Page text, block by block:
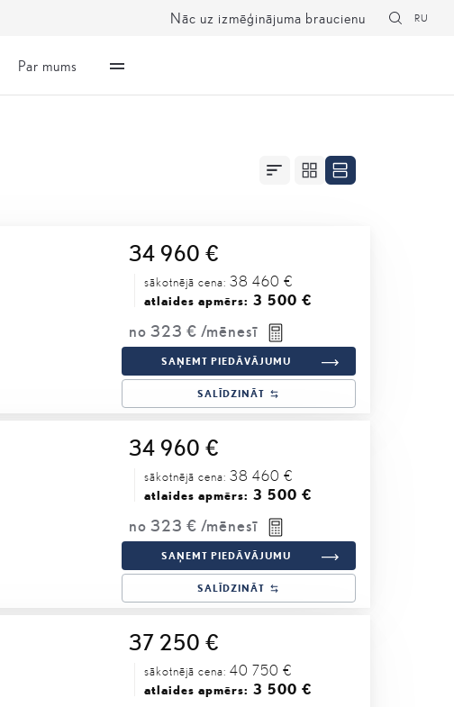
Par mums
Nāc uz izmēģinājuma braucienu RU
34 960 €
sākotnējā cena: 38 460 €
atlaides apmērs: 3 500 €
no 323 € /mēnesī
SAŅEMT PIEDĀVĀJUMU
SALĪDZINĀT
34 960 €
sākotnējā cena: 38 460 €
atlaides apmērs: 3 500 €
no 323 € /mēnesī
SAŅEMT PIEDĀVĀJUMU
SALĪDZINĀT
37 250 €
sākotnējā cena: 40 750 €
atlaides apmērs: 3 500 €